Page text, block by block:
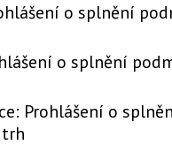
o splnění
o splnění
Prohlášení o